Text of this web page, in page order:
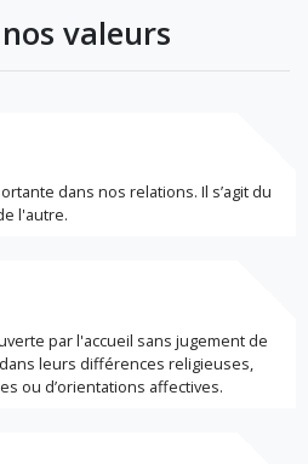
valeurs
dans nos relations. Il s’agit du
l'autre.
par l'accueil sans jugement de
leurs différences religieuses,
ou d’orientations affectives.